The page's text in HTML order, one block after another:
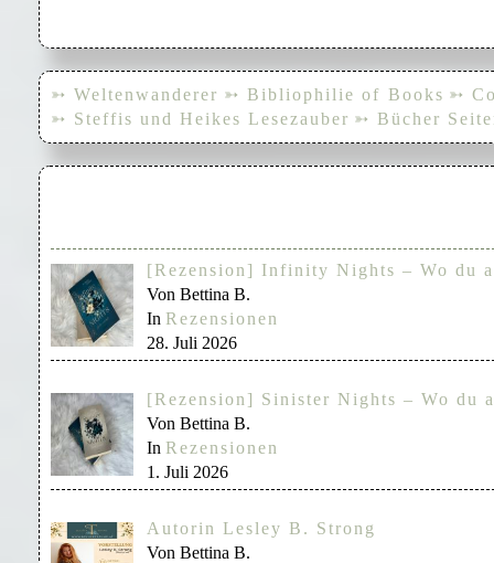
➳ Weltenwanderer ➳ Bibliophilie of Books ➳
➳ Steffis und Heikes Lesezauber ➳ Bücher
[Rezension] Infinity Nights – Wo du
Von Bettina B.
In Rezensionen
28. Juli 2026
[Rezension] Sinister Nights – Wo du
Von Bettina B.
In Rezensionen
1. Juli 2026
Autorin Lesley B. Strong
Von Bettina B.